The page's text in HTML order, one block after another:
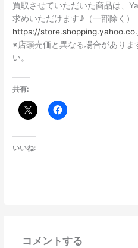
買取させていただいた商品は、
求めいただけます♪（一部除く）
https://
※店頭売価と異なる場合がありま
い。
共有:
いいね:
コメントする